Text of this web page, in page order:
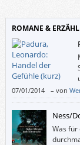
ROMANE &
07/01/2014 – von
Ness/
Was für